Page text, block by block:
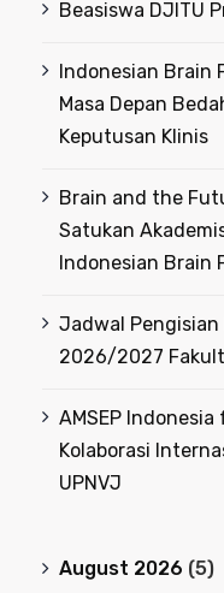
Beasiswa DJITU
Indonesian Brain
Masa Depan
Keputusan Klinis
Brain and the
Satukan
Indonesian Brain
Jadwal Pengisian
2026/2027
AMSEP
Kolaborasi
UPNVJ
August 2026 (5)